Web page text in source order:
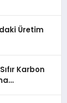
Üretim
Karbon